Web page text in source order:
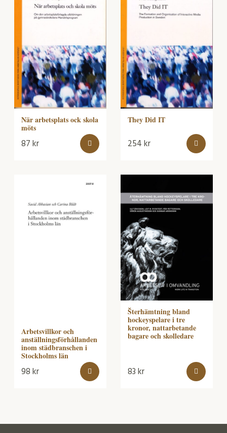
När arbetsplats ock skola
möts
87kr
They Did IT
254kr
Arbetsvillkor och
anställningsförhållanden
inom städbranschen i
Stockholms län
98kr
Šterhämtning bland
hockeyspelare i tre
kronor, nattarbetande
bagare och skolledare
83kr